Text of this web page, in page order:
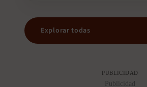
Explorar todas
PUBLICIDAD
Publicidad